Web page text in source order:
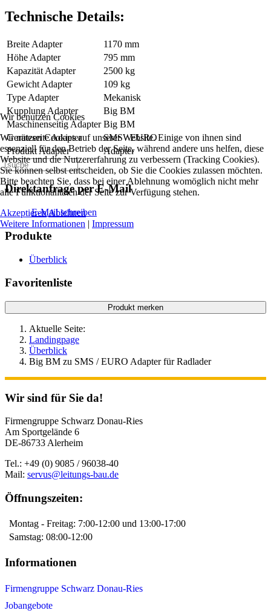
Technische Details:
Breite Adapter
1170 mm
Höhe Adapter
795 mm
Kapazität Adapter
2500 kg
Gewicht Adapter
109 kg
Type Adapter
Mekanisk
Kupplung Adapter
Big BM
Maschinenseitig Adapter Big BM
Geräteseite Adapter
SMS / EURO
Produkt Adapter
Adapter
Direktanfrage per E-Mail
E-Mail schreiben
Produkte
Überblick
Favoritenliste
Produkt merken
Aktuelle Seite:
Landingpage
Überblick
Big BM zu SMS / EURO Adapter für Radlader
Wir sind für Sie da!
Firmengruppe Schwarz Donau-Ries
Am Sportgelände 6
DE-86733 Alerheim
Tel.: +49 (0) 9085 / 96038-40
Mail: servus@leitungs-bau.de
Öffnungszeiten:
Montag - Freitag: 7:00-12:00 und 13:00-17:00
Samstag: 08:00-12:00
Informationen
Firmengruppe Schwarz Donau-Ries
Jobangebote
Wir benutzen Cookies
Wir nutzen Cookies auf unserer Website. Einige von ihnen sind
essenziell für den Betrieb der Seite, während andere uns helfen, diese
Website und die Nutzererfahrung zu verbessern (Tracking Cookies).
Sie können selbst entscheiden, ob Sie die Cookies zulassen möchten.
Bitte beachten Sie, dass bei einer Ablehnung womöglich nicht mehr
alle Funktionalitäten der Seite zur Verfügung stehen.
AkzeptierenAblehnen
Weitere Informationen | Impressum